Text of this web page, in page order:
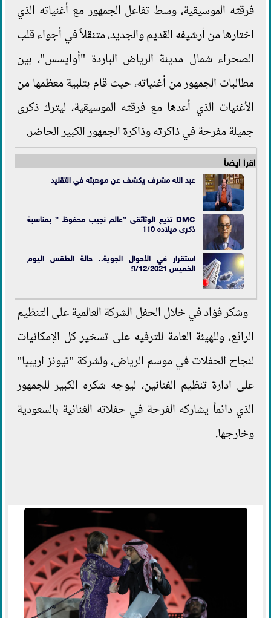
فرقته الموسيقية، وسط تفاعل الجمهور مع أغنياته الذي
اختارها من أرشيفه القديم والجديد، متنقلاً في أجواء قلب
الصحراء شمال مدينة الرياض الباردة "أوايسس"، بين
مطالبات الجمهور من أغنياته، حيث قام بتلبية معظمها من
الأغنيات الذي أعدها مع فرقته الموسيقية، ليترك ذكرى
جميلة مفرحة في ذاكرته وذاكرة الجمهور الكبير الحاضر.
اقرأ أيضاً
عبد الله مشرف يكشف عن موهبته في التقليد
DMC تذيع الوثائقى ”عالم نجيب محفوظ ” بمناسبة
ذكرى ميلاده 110
استقرار في الأحوال الجوية.. حالة الطقس اليوم
الخميس 9/12/2021
وشكر فؤاد في خلال الحفل الشركة العالمية على التنظيم
الرائع، وللهيئة العامة للترفيه على تسخير كل الإمكانيات
لنجاح الحفلات في موسم الرياض، ولشركة "تيونز اريبيا"
على ادارة تنظيم الفنانين، ليوجه شكره الكبير للجمهور
الذي دائماً يشاركه الفرحة في حفلاته الغنائية بالسعودية
وخارجها.